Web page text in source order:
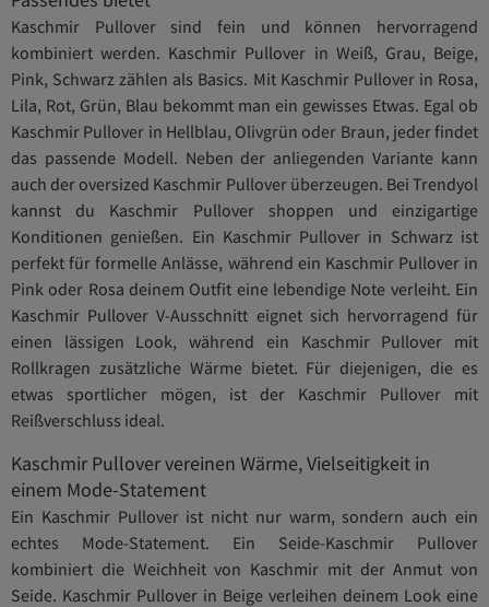
Kaschmir Pullover sind fein und können hervorragend
kombiniert werden. Kaschmir Pullover in Weiß, Grau, Beige,
Pink, Schwarz zählen als Basics. Mit Kaschmir Pullover in Rosa,
Lila, Rot, Grün, Blau bekommt man ein gewisses Etwas. Egal ob
Kaschmir Pullover in Hellblau, Olivgrün oder Braun, jeder findet
das passende Modell. Neben der anliegenden Variante kann
auch der oversized Kaschmir Pullover überzeugen. Bei Trendyol
kannst du Kaschmir Pullover shoppen und einzigartige
Konditionen genießen. Ein Kaschmir Pullover in Schwarz ist
perfekt für formelle Anlässe, während ein Kaschmir Pullover in
Pink oder Rosa deinem Outfit eine lebendige Note verleiht. Ein
Kaschmir Pullover V-Ausschnitt eignet sich hervorragend für
einen lässigen Look, während ein Kaschmir Pullover mit
Rollkragen zusätzliche Wärme bietet. Für diejenigen, die es
etwas sportlicher mögen, ist der Kaschmir Pullover mit
Reißverschluss ideal.
Kaschmir Pullover vereinen Wärme, Vielseitigkeit in
einem Mode-Statement
Ein Kaschmir Pullover ist nicht nur warm, sondern auch ein
echtes Mode-Statement. Ein Seide-Kaschmir Pullover
kombiniert die Weichheit von Kaschmir mit der Anmut von
Seide. Kaschmir Pullover in Beige verleihen deinem Look eine